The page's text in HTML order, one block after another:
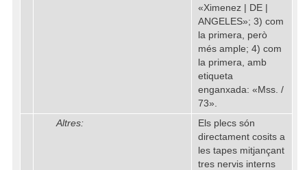
«Ximenez | DE |
ANGELES»; 3) com
la primera, però
més ample; 4) com
la primera, amb
etiqueta
enganxada: «Mss. /
73».
Altres:
Els plecs són
directament cosits a
les tapes mitjançant
tres nervis interns